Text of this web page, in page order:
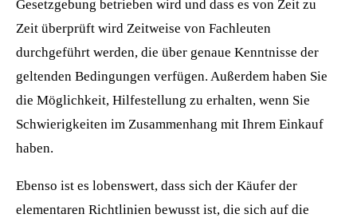
Gesetzgebung betrieben wird und dass es von Zeit zu
Zeit überprüft wird Zeitweise von Fachleuten
durchgeführt werden, die über genaue Kenntnisse der
geltenden Bedingungen verfügen. Außerdem haben Sie
die Möglichkeit, Hilfestellung zu erhalten, wenn Sie
Schwierigkeiten im Zusammenhang mit Ihrem Einkauf
haben.
Ebenso ist es lobenswert, dass sich der Käufer der
elementaren Richtlinien bewusst ist, die sich auf die